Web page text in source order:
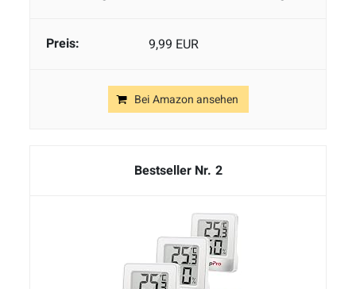
9,99 EUR
Bei Amazon ansehen
2